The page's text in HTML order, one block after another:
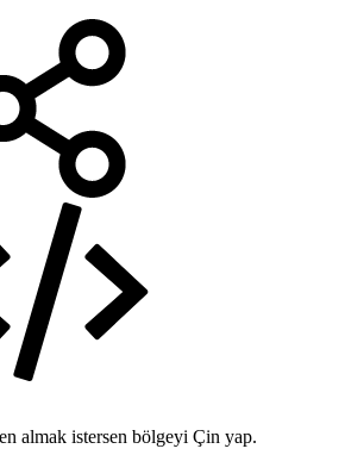
almak istersen bölgeyi Çin yap.